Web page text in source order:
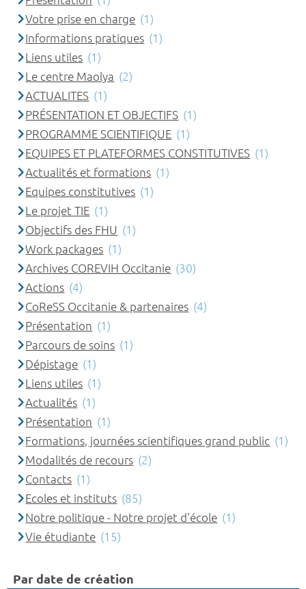
Votre prise en charge (1)
Informations pratiques (1)
Liens utiles (1)
Le centre Maolya (2)
ACTUALITES (1)
PRÉSENTATION ET OBJECTIFS (1)
PROGRAMME SCIENTIFIQUE (1)
EQUIPES ET PLATEFORMES CONSTITUTIVES (1)
Actualités et formations (1)
Equipes constitutives (1)
Le projet TIE (1)
Objectifs des FHU (1)
Work packages (1)
Archives COREVIH Occitanie (30)
Actions (4)
CoReSS Occitanie & partenaires (4)
Présentation (1)
Parcours de soins (1)
Dépistage (1)
Liens utiles (1)
Actualités (1)
Présentation (1)
Formations, journées scientifiques grand public (1)
Modalités de recours (2)
Contacts (1)
Ecoles et instituts (85)
Notre politique - Notre projet d'école (1)
Vie étudiante (15)
Par date de création